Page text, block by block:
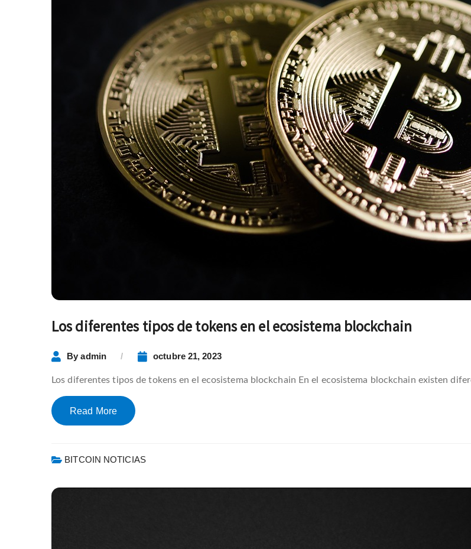
Los diferentes tipos de tokens en el ecosistema blockchain
Byadmin octubre 21, 2023
Los diferentes tipos de tokens en el ecosistema blockchain En el ecosistema blockchain existen
Read More
BITCOIN NOTICIAS